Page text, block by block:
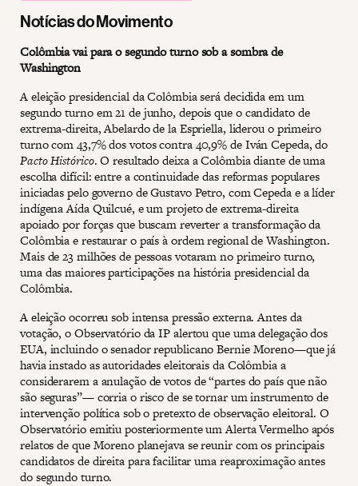
Notícias do Movimento
Colômbia vai para o segundo turno sob a sombra de
Washington
A eleição presidencial da Colômbia será decidida em um
segundo turno em 21 de junho, depois que o candidato de
extrema-direita, Abelardo de la Espriella, liderou o primeiro
turno com 43,7% dos votos contra 40,9% de Iván Cepeda, do
Pacto Histórico. O resultado deixa a Colômbia diante de uma
escolha difícil: entre a continuidade das reformas populares
iniciadas pelo governo de Gustavo Petro, com Cepeda e a líder
indígena Aída Quilcué, e um projeto de extrema-direita
apoiado por forças que buscam reverter a transformação da
Colômbia e restaurar o país à ordem regional de Washington.
Mais de 23 milhões de pessoas votaram no primeiro turno,
uma das maiores participações na história presidencial da
Colômbia.
A eleição ocorreu sob intensa pressão externa. Antes da
votação, o Observatório da IP alertou que uma delegação dos
EUA, incluindo o senador republicano Bernie Moreno—que já
havia instado as autoridades eleitorais da Colômbia a
considerarem a anulação de votos de “partes do país que não
são seguras”— corria o risco de se tornar um instrumento de
intervenção política sob o pretexto de observação eleitoral. O
Observatório emitiu posteriormente um Alerta Vermelho após
relatos de que Moreno planejava se reunir com os principais
candidatos de direita para facilitar uma reaproximação antes
do segundo turno.